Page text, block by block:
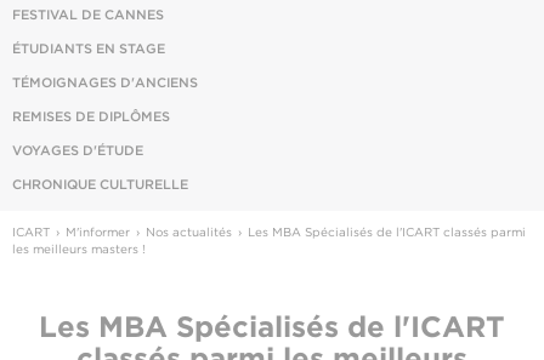
FESTIVAL DE CANNES
ÉTUDIANTS EN STAGE
TÉMOIGNAGES D'ANCIENS
REMISES DE DIPLÔMES
VOYAGES D'ÉTUDE
CHRONIQUE CULTURELLE
ICART M'informer Nos actualités
Les MBA Spécialisés de l'ICART classés parmi
les meilleurs masters !
Les MBA Spécialisés de l'ICART